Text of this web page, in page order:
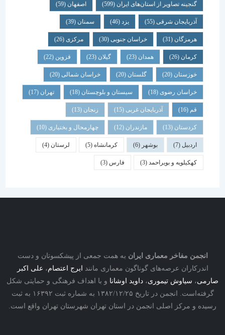
گنجینه تصاویر از استان‌های ایران(599) اصفهان (59)
آذربایجان شرقی(55) یزد سمنان (39)
هرمزگان(31) خراسان جنوبی(30) مرکزی (26)
همدان گیلان قزوین
خوزستان(20) گلستان (20) خراسان شمالی(20)
خراسان رضوی(18) سیستان و بلوچستان(18) تهران
آذربایجان غربی(15) زنجان
کردستان(13) مازندران(12) چهارمحال و بختیاری (10)
بوشهر کرمانشاه(5) لرستان (4)
کهکیلویه و بویراحمد(3) فارس
مفاخر معماری ایرانبه همت جمعی از پیشکسوتان و دست
عرصه‌های گوناگون معماری مانندایرج اعتصام،علی اکبر
،سیاوش تیموری،داوید اوشاناو با اهداف فرهنگی و حمایتی شکل
گرفته‌است. انجمن در تاریخ ۱۳۸۲/۱۲/۲۵ به شماره ثبت ۱۶۳۹۲ به ثبت
و مرکز اصلی انجمن در استان تهران شهرستان تهران واقع است.